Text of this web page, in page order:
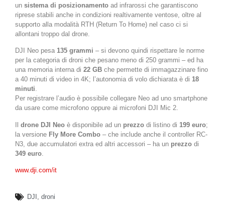
un sistema di posizionamento ad infrarossi che garantiscono
riprese stabili anche in condizioni realtivamente ventose, oltre al
supporto alla modalità RTH (Return To Home) nel caso ci si
allontani troppo dal drone.
DJI Neo pesa 135 grammi – si devono quindi rispettare le norme
per la categoria di droni che pesano meno di 250 grammi – ed ha
una memoria interna di 22 GB che permette di immagazzinare fino
a 40 minuti di video in 4K; l’autonomia di volo dichiarata è di 18
minuti.
Per registrare l’audio è possibile collegare Neo ad uno smartphone
da usare come microfono oppure ai microfoni DJI Mic 2.
Il drone DJI Neo è disponibile ad un prezzo di listino di 199 euro;
la versione Fly More Combo – che include anche il controller RC-
N3, due accumulatori extra ed altri accessori – ha un prezzo di
349 euro
www.dji.com/it
DJI , droni